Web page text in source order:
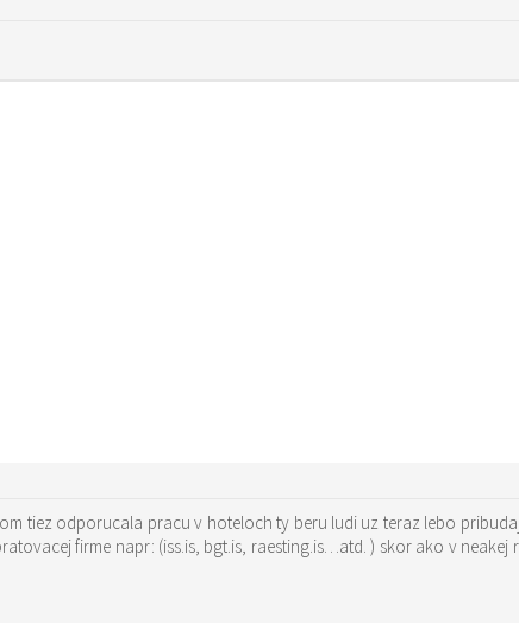
tiez odporucala pracu v hoteloch ty beru ludi uz teraz lebo
(podla mna je to dost namahava praca ale to je len moj nazor)